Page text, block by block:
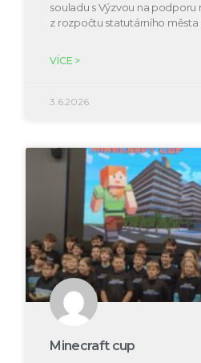
souladu s Výzvou na podporu
z rozpočtu statutárního města
VÍCE >
3.6.2026
Minecraft cup